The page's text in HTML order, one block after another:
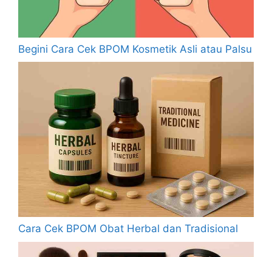
Begini Cara Cek BPOM Kosmetik Asli atau Palsu
Cara Cek BPOM Obat Herbal dan Tradisional